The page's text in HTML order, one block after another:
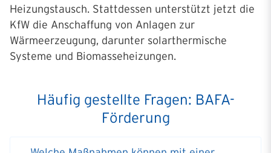
Heizungstausch. Stattdessen unterstützt jetzt die
KfW die Anschaffung von Anlagen zur
Wärmeerzeugung, darunter solarthermische
Systeme und Biomasseheizungen.
Häufig gestellte Fragen: BAFA-
Förderung